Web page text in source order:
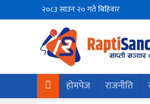
२०८३ साउन २० गते बिहिवार
होमपेज राजनीति